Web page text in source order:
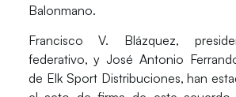
Balonmano.
Francisco V. Blázquez,
federativo, yJosé Antonio
de Elk Sport Distribuciones, han